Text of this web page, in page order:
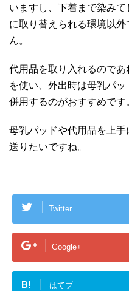
いますし、下着まで染み
に取り替えられる環境以
ん。
代用品を取り入れるので
を使い、外出時は母乳パ
併用するのがおすすめです
母乳パッドや代用品を上
送りたいですね。
Twitter
Google+
B! はてブ